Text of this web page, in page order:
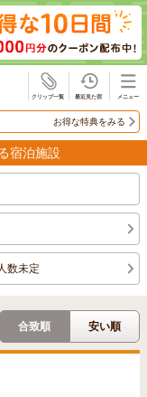
お得な特典をみる
宿泊施設
数未定
合致順 安い順